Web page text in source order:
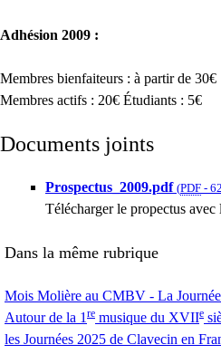
Adhésion 2009 :
Membres bienfaiteurs : à partir de 30€
Membres actifs : 20€ Étudiants : 5€
Documents joints
Prospectus_2009.pdf (PDF -
Télécharger le propectus
Dans la même rubrique
Mois Molière au CMBV - La
Autour de la 1 re musique du XVIIe
les Journées 2025 de Clavecin en